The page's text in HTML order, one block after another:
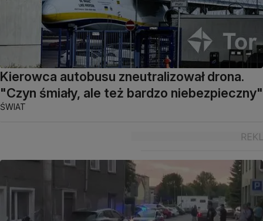
Kierowca autobusu zneutralizował drona.
"Czyn śmiały, ale też bardzo niebezpieczny"
ŚWIAT